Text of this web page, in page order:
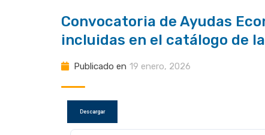
Convocatoria de Ayudas
incluidas en el catálogo de
Publicado en 19 enero, 2026
Descargar